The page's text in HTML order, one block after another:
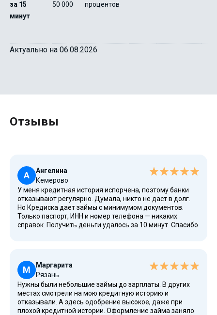
за 15
минут
50 000
процентов
Актуально на 06.08.2026
Отзывы
А
Ангелина
Кемерово
У меня кредитная история испорчена, поэтому банки
отказывают регулярно. Думала, никто не даст в долг.
Но Кредиска дает займы с минимумом документов.
Только паспорт, ИНН и номер телефона — никаких
справок. Получить деньги удалось за 10 минут. Спасибо
М
Маргарита
Рязань
Нужны были небольшие займы до зарплаты. В других
местах смотрели на мою кредитную историю и
отказывали. А здесь одобрение высокое, даже при
плохой кредитной истории. Оформление займа заняло